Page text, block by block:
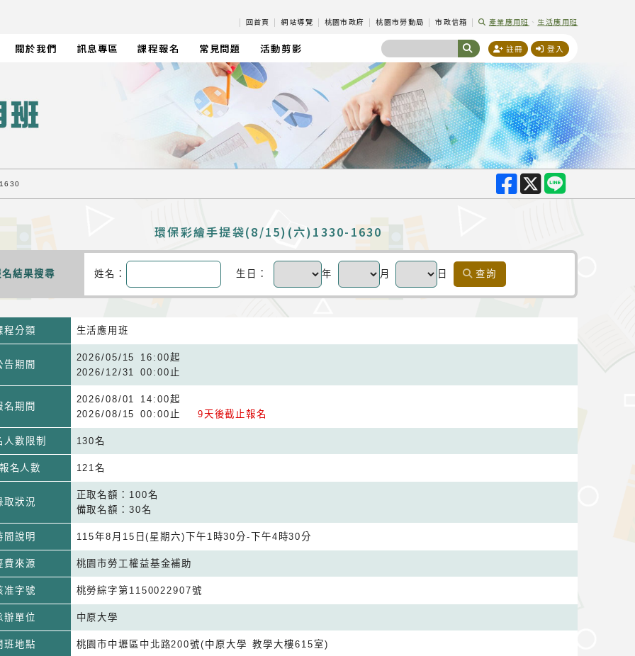
| 回首頁 |網站導覽 | 桃園市政府 |桃園市勞動局 |市政信箱 | 產業應用班 、 生活應用班
關於我們 訊息專區 課程報名 常見問題 活動剪影 註冊 登入
環保彩繪手提袋(8/15)(六)1330-1630
名結果搜尋 姓名： 生日： 年 月 日 查詢
程分類 生活應用班
告期間
2026/05/15 16:00起
2026/12/31 00:00止
名期間
2026/08/01 14:00起
2026/08/15 00:00止
9天後截止報名
人數限制 130名
名人數 121名
取狀況
正取名額：100名
備取名額：30名
間說明 115年8月15日(星期六)下午1時30分-下午4時30分
費來源 桃園市勞工權益基金補助
准字號 桃勞綜字第1150022907號
辦單位 中原大學
班地點 桃園市中壢區中北路200號(中原大學 教學大樓615室)